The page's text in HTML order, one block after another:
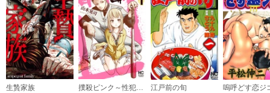
生贄家族 撲殺ピンク～性犯罪者処刑人～ 江戸前の旬 嗚呼どす恋ジ